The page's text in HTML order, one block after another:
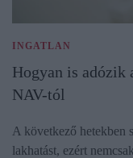
INGATLAN
Hogyan is adózik
NAV-tól
A következő hetekben
lakhatást, ezért